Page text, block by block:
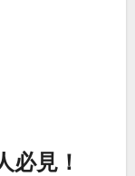
必見！